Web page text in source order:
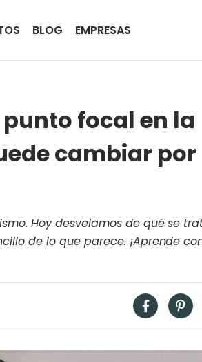
BLOG EMPRESAS
focal en la
cambiar por
Hoy desvelamos de qué se
de lo que parece. ¡Aprende